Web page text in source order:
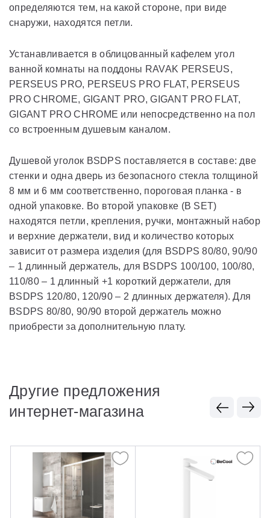
определяются тем, на какой стороне, при виде
снаружи, находятся петли.
Устанавливается в облицованный кафелем угол
ванной комнаты на поддоны RAVAK PERSEUS,
PERSEUS PRO, PERSEUS PRO FLAT, PERSEUS
PRO CHROME, GIGANT PRO, GIGANT PRO FLAT,
GIGANT PRO CHROME или непосредственно на пол
со встроенным душевым каналом.
Душевой уголок BSDPS поставляется в составе: две
стенки и одна дверь из безопасного стекла толщиной
8 мм и 6 мм соответственно, пороговая планка - в
одной упаковке. Во второй упаковке (B SET)
находятся петли, крепления, ручки, монтажный набор
и верхние держатели, вид и количество которых
зависит от размера изделия (для BSDPS 80/80, 90/90
– 1 длинный держатель, для BSDPS 100/100, 100/80,
110/80 – 1 длинный +1 короткий держатели, для
BSDPS 120/80, 120/90 – 2 длинных держателя). Для
BSDPS 80/80, 90/90 второй держатель можно
приобрести за дополнительную плату.
Другие предложения
интернет-магазина